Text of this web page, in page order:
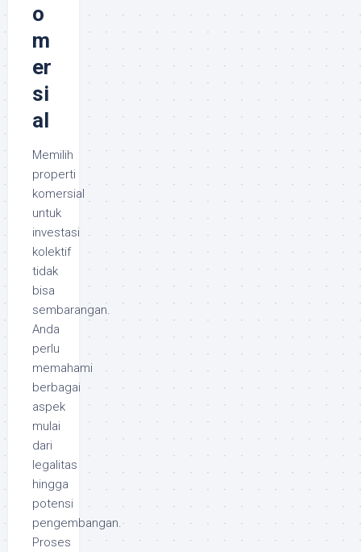
o
m
er
si
al
Memilih
properti
komersial
untuk
investasi
kolektif
tidak
bisa
sembarangan.
Anda
perlu
memahami
berbagai
aspek
mulai
dari
legalitas
hingga
potensi
pengembangan.
Proses